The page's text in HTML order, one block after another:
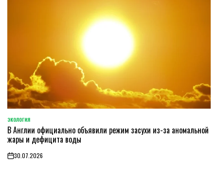
POSTED
IN
ЭКОЛОГИЯ
В Англии официально объявили режим засухи из-за аномальной
жары и дефицита воды
on30.07.2026